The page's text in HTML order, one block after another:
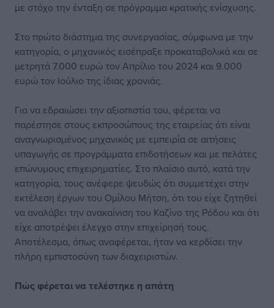
με στόχο την ένταξη σε πρόγραμμα κρατικής ενίσχυσης.
Στο πρώτο διάστημα της συνεργασίας, σύμφωνα με την
κατηγορία, ο μηχανικός εισέπραξε προκαταβολικά και σε
μετρητά 7.000 ευρώ τον Απρίλιο του 2024 και 9.000
ευρώ τον Ιούλιο της ίδιας χρονιάς.
Για να εδραιώσει την αξιοπιστία του, φέρεται να
παρέστησε στους εκπροσώπους της εταιρείας ότι είναι
αναγνωρισμένος μηχανικός με εμπειρία σε αιτήσεις
υπαγωγής σε προγράμματα επιδοτήσεων και με πελάτες
επώνυμους επιχειρηματίες. Στο πλαίσιο αυτό, κατά την
κατηγορία, τους ανέφερε ψευδώς ότι συμμετέχει στην
εκτέλεση έργων του Ομίλου Μήτση, ότι του είχε ζητηθεί
να αναλάβει την ανακαίνιση του Καζίνο της Ρόδου και ότι
είχε αποτρέψει έλεγχο στην επιχείρησή τους.
Αποτέλεσμα, όπως αναφέρεται, ήταν να κερδίσει την
πλήρη εμπιστοσύνη των διαχειριστών.
Πώς φέρεται να τελέστηκε η απάτη